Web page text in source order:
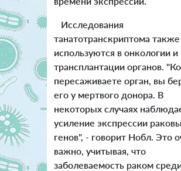
Исследования
танатотранскриптома также
используются в онкологии и
трансплантации органов.
пересаживаете орган, вы
его у мертвого донора. В
некоторых случаях
усиление экспрессии
генов", - говорит Нобл. Это
важно, учитывая, что
заболеваемость раком